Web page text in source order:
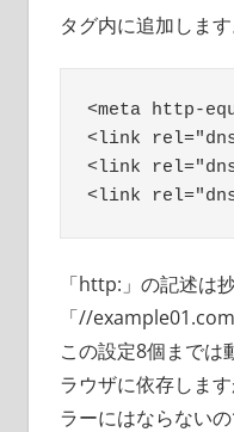
タグ内に追加します
<meta http-
<link
<link
「http:」の記述は
「//
この設定8個までは
ラウザに依存しま
ラーにはならない